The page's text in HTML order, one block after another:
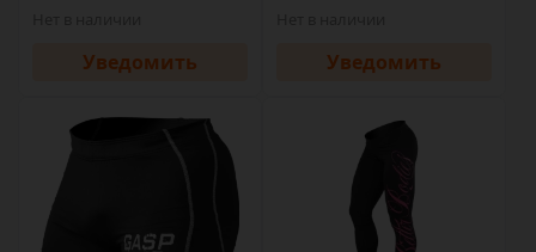
Уведомить Уведомить